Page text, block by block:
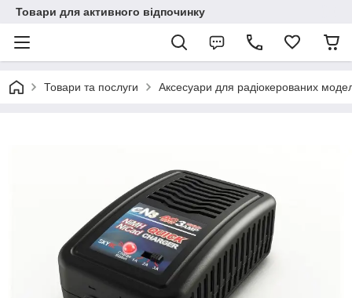
Товари для активного відпочинку
Товари та послуги Аксесуари для радіокерованих